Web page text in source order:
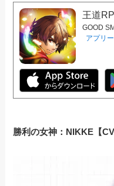
王道
GOOD
アプリ
勝利の女神：NIKKE【